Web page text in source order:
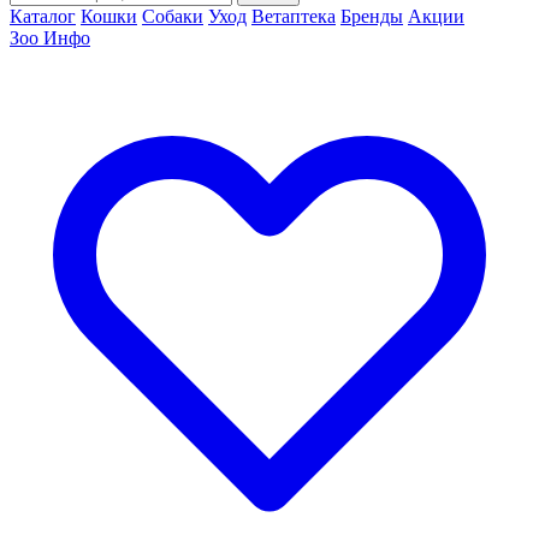
Каталог Кошки Собаки Уход Ветаптека Бренды Акции
Зоо Инфо